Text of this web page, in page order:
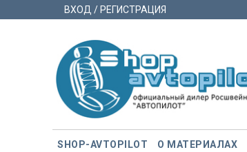
ВХОД / РЕГИСТРАЦИЯ
SHOP-AVTOPILOT О МАТЕРИАЛАХ